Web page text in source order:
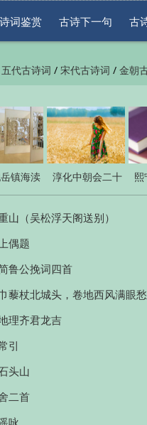
词鉴赏 古诗下一句 古
五代古诗词 / 宋代古诗词 / 金朝
上一句/
镇海渎
三首
淳化中朝会二十
三首
熙
山（吴松浮天阁送别）
偶题
鲁公挽词四首
藜杖北城头，卷地西风满眼愁
理齐君龙吉
引
头山
二首